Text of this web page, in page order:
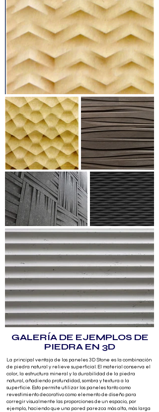
GALERÍA DE EJEMPLOS DE
PIEDRA EN 3D
La principal ventaja de los paneles 3D Stone es la combinación
de piedra natural y relieve superficial. El material conserva el
color, la estructura mineral y la durabilidad de la piedra
natural, añadiendo profundidad, sombra y textura a la
superficie. Esto permite utilizar los paneles tanto como
revestimiento decorativo como elemento de diseño para
corregir visualmente las proporciones de un espacio, por
ejemplo, haciendo que una pared parezca más alta, más larga